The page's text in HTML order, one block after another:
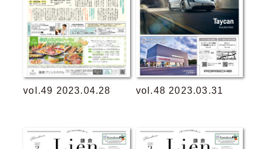
vol.49 2023.04.28 vol.48 2023.03.31